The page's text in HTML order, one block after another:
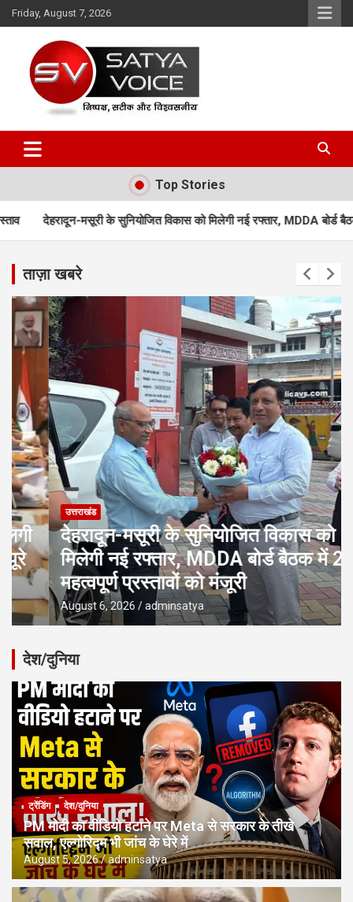
Skip
to
Friday, August 7, 2026
Satya Voice
Top Stories
विकास को मिलेगी नई रफ्तार, MDDA बोर्ड बैठक में 25 महत्वपूर्ण प्रस्तावों
ताज़ा खबरे
उत्तराखंड
देहरादून-मसूरी के सुनियोजित विकास को
मिलेगी नई रफ्तार, MDDA बोर्ड बैठक में 25
महत्वपूर्ण प्रस्तावों को मंजूरी
August 6, 2026 adminsatya
देश/दुनिया
ट्रेंडिंग देश/दुनिया
PM मोदी का वीडियो हटाने पर Meta से सरकार के तीखे
सवाल, एल्गोरिद्म भी जांच के घेरे में
August 5, 2026 adminsatya